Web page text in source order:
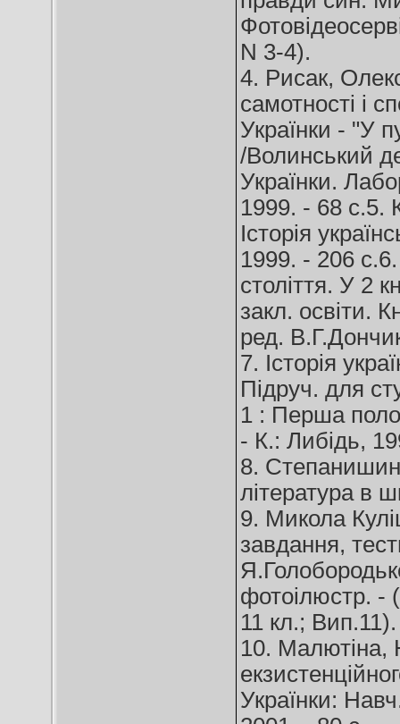
N 3-4).
4. Рисак,
самотності і
Українки - "У
/Волинський
Українки.
1999. - 68 с.5.
Історія
1999. - 206 с.6.
століття. У 2
закл. освіти.
ред.
7. Історія
Підруч. для
1 : Перша
- К.: Либідь,
8.
література в
9. Микола
завдання,
фотоілюстр. -
11 кл.; Вип.11).
10. Малютіна,
Українки: